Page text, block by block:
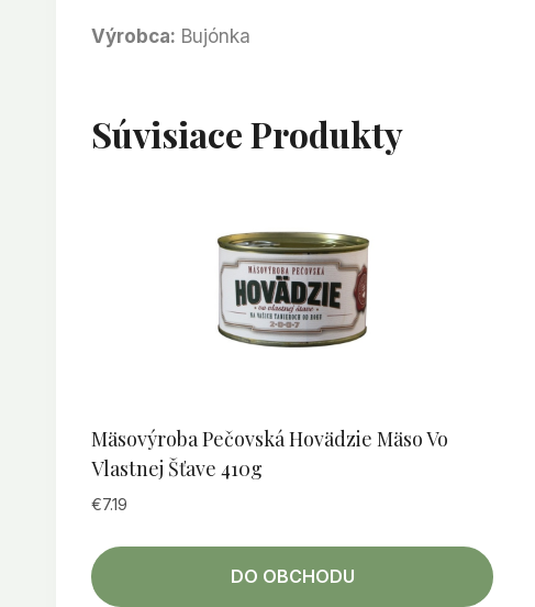
Výrobca: Bujónka
Súvisiace Produkty
Mäsovýroba Pečovská Hovädzie Mäso Vo
Vlastnej Šťave 410g
€7.19
DO OBCHODU